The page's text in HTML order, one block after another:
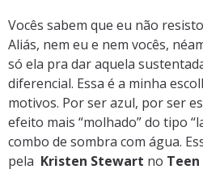
Vocês sabem que eu não
Aliás, nem eu e nem vocês,
só ela pra dar aquela
diferencial. Essa é a minha
motivos. Por ser azul, por ser
efeito mais “molhado” do tipo
combo de sombra com água.
pela Kristen Stewart no